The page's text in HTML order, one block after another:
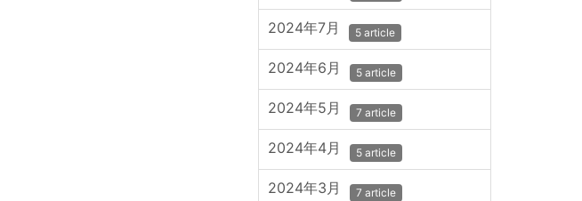
2024年7月 5 article
2024年6月 5 article
2024年5月 7 article
2024年4月 5 article
2024年3月 7 article